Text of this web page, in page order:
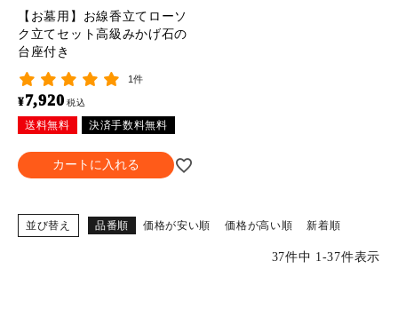
【お墓用】お線香立てローソ
ク立てセット高級みかげ石の
台座付き
1件
¥7,920 税込
送料無料 決済手数料無料
カートに入れる
並び替え 品番順 価格が安い順 価格が高い順 新着順
37件中 1 -37件表示